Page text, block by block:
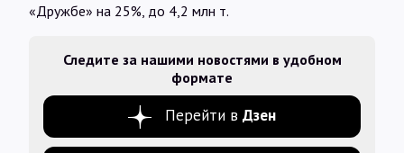
«Дружбе» на 25%, до 4,2 млн т.
Следите за нашими новостями в удобном
формате
Перейти в Дзен